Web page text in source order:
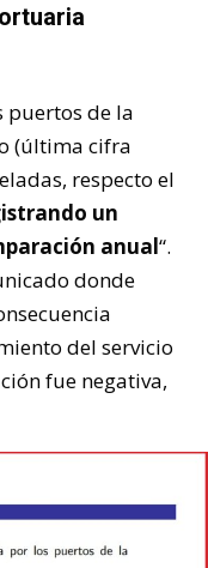
puertos de la
(última cifra
respecto el
un
anual“.
donde
del servicio
fue negativa,